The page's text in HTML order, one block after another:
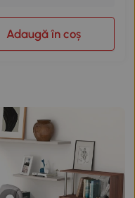
Adaugă în coș